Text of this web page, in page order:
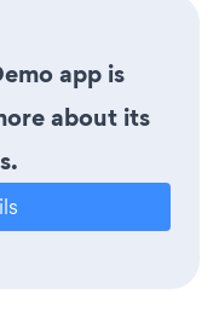
app is
about its